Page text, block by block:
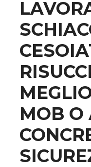
MOB O